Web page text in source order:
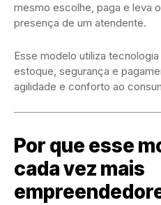
mesmo escolhe, paga e leva
presença de um atendente.
Esse modelo utiliza
estoque, segurança e
agilidade e conforto ao
Por que esse
cada vez mais